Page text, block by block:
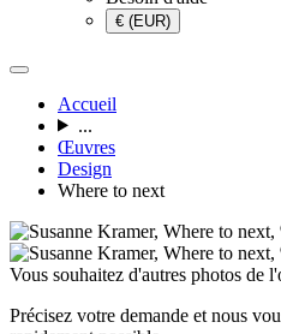
€ (EUR)
Accueil
...
Œuvres
Design
Where to next
Vous souhaitez d'autres photos de
Précisez votre demande et nous